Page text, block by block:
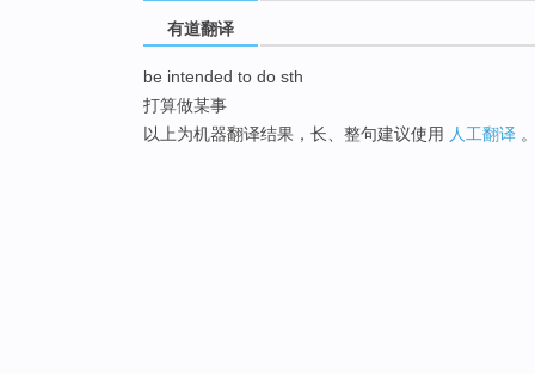
有道翻译
be intended to do sth
打算做某事
以上为机器翻译结果，长、整句建议使用 人工翻译